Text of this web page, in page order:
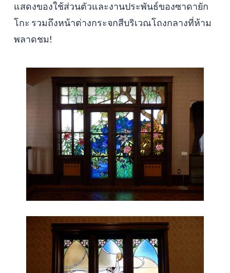
แสดงของใช้ส่วนตัวและงานประพันธ์ของซาดายัก
โกะ รวมถึงหน้าต่างกระจกสีบริเวณโถงกลางที่ห้าม
พลาดชม!